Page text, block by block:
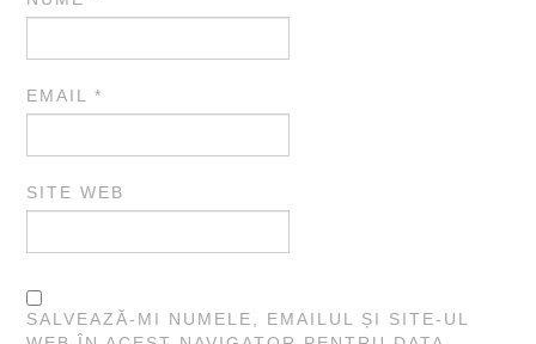
EMAIL*
SITE WEB
SALVEAZĂ-MI NUMELE, EMAILUL ȘI SITE-UL